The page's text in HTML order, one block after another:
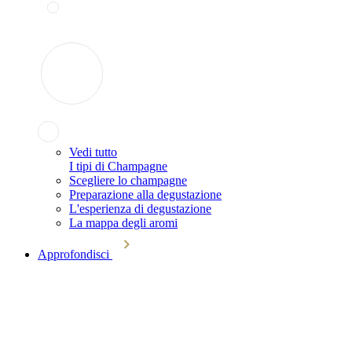
Vedi tutto
I tipi di Champagne
Scegliere lo champagne
Preparazione alla degustazione
L'esperienza di degustazione
La mappa degli aromi
Approfondisci